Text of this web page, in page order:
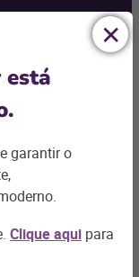
seu negócio e
está
garantir o
Clique aqui para